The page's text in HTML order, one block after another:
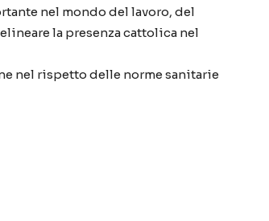
nel mondo del lavoro, del
la presenza cattolica nel
nel rispetto delle norme sanitarie